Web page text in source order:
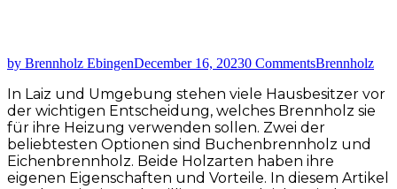
by Brennholz EbingenDecember 16, 20230 CommentsBrennholz
In Laiz und Umgebung stehen viele Hausbesitzer vor
der wichtigen Entscheidung, welches Brennholz sie
für ihre Heizung verwenden sollen. Zwei der
beliebtesten Optionen sind Buchenbrennholz und
Eichenbrennholz. Beide Holzarten haben ihre
eigenen Eigenschaften und Vorteile. In diesem Artikel